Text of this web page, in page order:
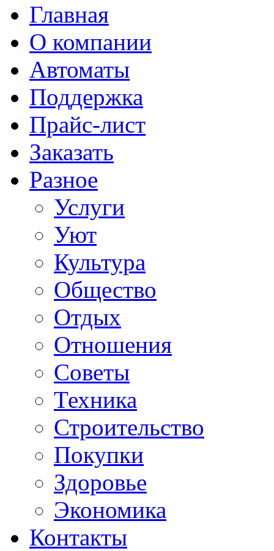
Главная
О компании
Автоматы
Поддержка
Прайс-лист
Заказать
Разное
Услуги
Уют
Культура
Общество
Отдых
Отношения
Советы
Техника
Строительство
Покупки
Здоровье
Экономика
Контакты